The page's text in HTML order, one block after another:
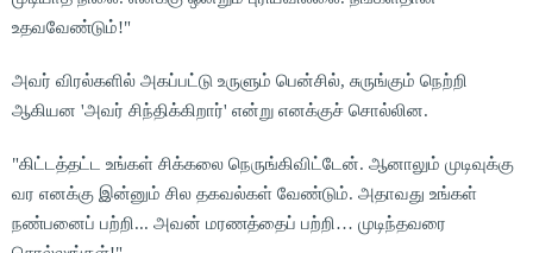
உதவவேண்டும்!"
அவர் விரல்களில் அகப்பட்டு உருளும் பென்சில், சுருங்கும் நெற்றி
ஆகியன 'அவர் சிந்திக்கிறார்' என்று எனக்குச் சொல்லின.
"கிட்டத்தட்ட உங்கள் சிக்கலை நெருங்கிவிட்டேன். ஆனாலும் முடிவுக்கு
வர எனக்கு இன்னும் சில தகவல்கள் வேண்டும். அதாவது உங்கள்
நண்பனைப் பற்றி... அவன் மரணத்தைப் பற்றி… முடிந்தவரை